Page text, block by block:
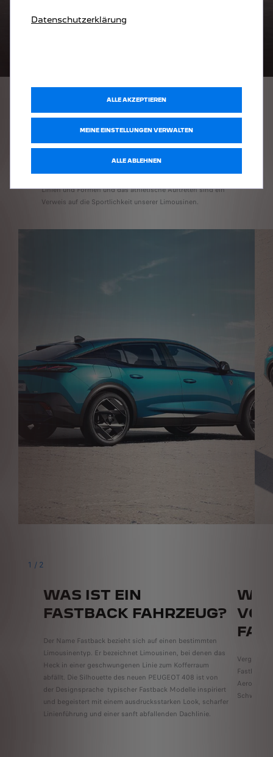
SPORTLICHE
SILHOUETTE
Limousinen. Die Karosserieform wirkt ungemein dynamisch
Linien und Formen und das athletische Auftreten sind ein
Verweis auf die Sportlichkeit unserer Limousinen.
1 / 2
WAS IST EIN
FASTBACK FAHRZEUG?
Der Name Fastback bezieht sich auf einen bestimmten
Limousinentyp. Er bezeichnet Limousinen, bei denen das
Heck in einer geschwungenen Linie zum Kofferraum
abfällt. Die Silhouette des neuen PEUGEOT 408 ist von
der Designsprache typischer Fastback Modelle inspiriert
und begeistert mit einem ausdrucksstarken Look, scharfer
Linienführung und einer sanft abfallenden Dachlinie.
Fastback
Schwung,
Datenschutzerklärung
MEINE EINSTELLUNGEN VERWALTEN
ALLE AKZEPTIEREN
ALLE ABLEHNEN